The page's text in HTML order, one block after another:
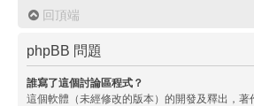
回頂端
phpBB 問題
誰寫了這個討論區程式？
這個軟體（未經修改的版本）的開發及釋出，著